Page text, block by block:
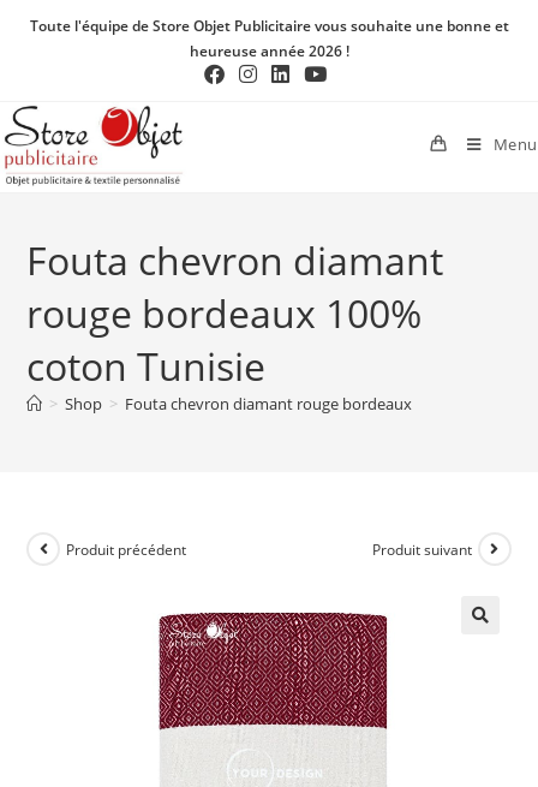
Toute l'équipe de Store Objet Publicitaire vous souhaite une bonne et
heureuse année 2026 !
Menu
Fouta chevron diamant
rouge bordeaux 100%
coton Tunisie
> Shop > Fouta chevron diamant rouge bordeaux
Produit précédent Produit suivant